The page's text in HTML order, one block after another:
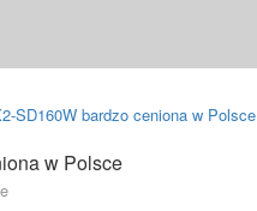
SD160W bardzo ceniona w Polsce
w Polsce